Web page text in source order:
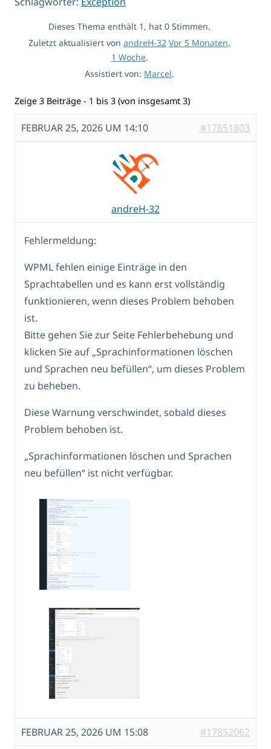
Dieses Thema enthält 1, hat 0 Stimmen.
Zuletzt aktualisiert von andreH-32 Vor 5 Monaten,
1 Woche.
Assistiert von: Marcel.
Zeige 3 Beiträge - 1 bis 3 (von insgesamt 3)
FEBRUAR 25, 2026 UM 14:10 #17851803
andreH-32
Fehlermeldung:
WPML fehlen einige Einträge in den
Sprachtabellen und es kann erst vollständig
funktionieren, wenn dieses Problem behoben
ist.
Bitte gehen Sie zur Seite Fehlerbehebung und
klicken Sie auf „Sprachinformationen löschen
und Sprachen neu befüllen“, um dieses Problem
zu beheben.
Diese Warnung verschwindet, sobald dieses
Problem behoben ist.
„Sprachinformationen löschen und Sprachen
neu befüllen“ ist nicht verfügbar.
FEBRUAR 25, 2026 UM 15:08 #17852062